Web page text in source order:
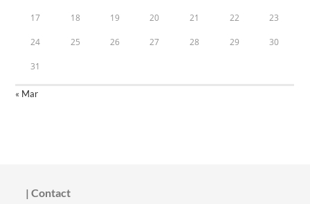
17 18 19 20 21 22 23
24 25 26 27 28 29 30
31
« Mar
| Contact